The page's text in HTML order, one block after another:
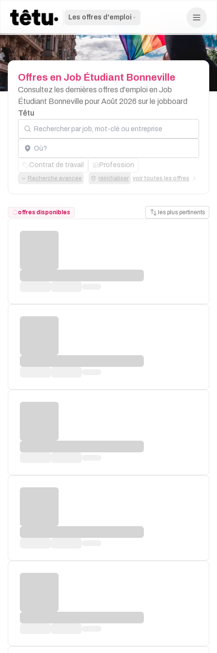
Les offres d'emploi
Offres en Job Étudiant Bonneville
Consultez les dernières offres d'emploi en Job
Étudiant Bonneville pour Août 2026 sur le jobboard
Têtu
Rechercher par job, mot-clé ou entreprise
Localisation
Contrat de travail Profession
Recherche avancée réinitialiser voir toutes les offres
offres disponibles les plus pertinents